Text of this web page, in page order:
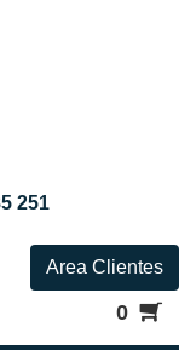
251
Area Clientes
0